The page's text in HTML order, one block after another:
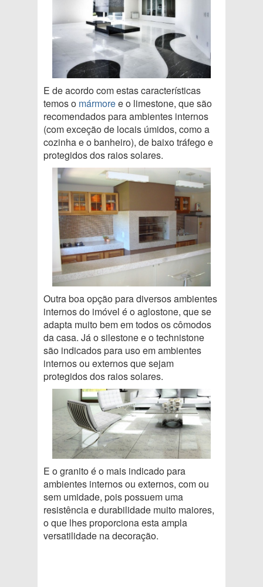
E de acordo com estas características
temos o mármoree o limestone, que são
recomendados para ambientes internos
(com exceção de locais úmidos, como a
cozinha e o banheiro), de baixo tráfego e
protegidos dos raios solares.
Outra boa opção para diversos ambientes
internos do imóvel é o aglostone, que se
adapta muito bem em todos os cômodos
da casa. Já o silestone e o technistone
são indicados para uso em ambientes
internos ou externos que sejam
protegidos dos raios solares.
E o granito é o mais indicado para
ambientes internos ou externos, com ou
sem umidade, pois possuem uma
resistência e durabilidade muito maiores,
o que lhes proporciona esta ampla
versatilidade na decoração.